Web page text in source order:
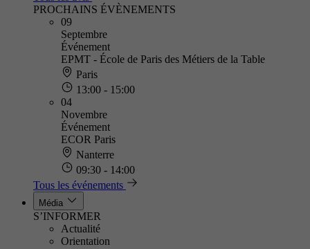
PROCHAINS ÉVÈNEMENTS
09
Septembre
Événement
EPMT - École de Paris des Métiers de la Table
Paris
13:00 - 15:00
04
Novembre
Événement
ECOR Paris
Nanterre
09:30 - 14:00
Tous les événements
Média
S’INFORMER
Actualité
Orientation